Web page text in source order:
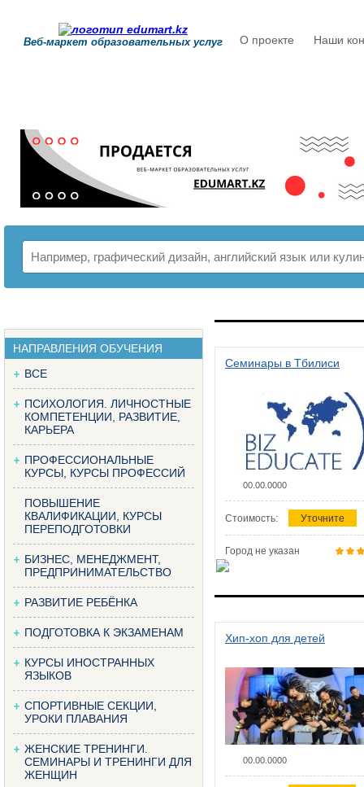
Веб-маркет образовательных услуг О проекте Наши
НАПРАВЛЕНИЯ ОБУЧЕНИЯ
ВСЕ
ПСИХОЛОГИЯ. ЛИЧНОСТНЫЕ
КОМПЕТЕНЦИИ, РАЗВИТИЕ,
КАРЬЕРА
ПРОФЕССИОНАЛЬНЫЕ
КУРСЫ, КУРСЫ ПРОФЕССИЙ
ПОВЫШЕНИЕ
КВАЛИФИКАЦИИ, КУРСЫ
ПЕРЕПОДГОТОВКИ
БИЗНЕС, МЕНЕДЖМЕНТ,
ПРЕДПРИНИМАТЕЛЬСТВО
РАЗВИТИЕ РЕБЁНКА
ПОДГОТОВКА К ЭКЗАМЕНАМ
КУРСЫ ИНОСТРАННЫХ
ЯЗЫКОВ
СПОРТИВНЫЕ СЕКЦИИ,
УРОКИ ПЛАВАНИЯ
ЖЕНСКИЕ ТРЕНИНГИ.
СЕМИНАРЫ И ТРЕНИНГИ ДЛЯ
ЖЕНЩИН
Семинары в Тбилиси
00.00.0000
Стоимость: Уточните
Город не указан
Хип-хоп для детей
00.00.0000